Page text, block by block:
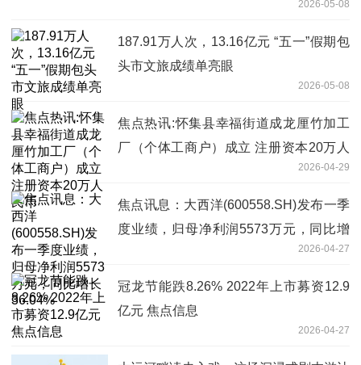
2026-05-08
187.91万人次，13.16亿元 “五一”假期包
头市文旅成绩单亮眼
2026-05-08
焦点热讯:怀集县幸福街道成龙厘竹加工
厂（个体工商户）成立 注册资本20万人
2026-04-29
焦点讯息：大西洋(600558.SH)发布一季
度业绩，归母净利润5573万元，同比增
2026-04-27
冠龙节能跌8.26% 2022年上市募资12.9
亿元 焦点信息
2026-04-27